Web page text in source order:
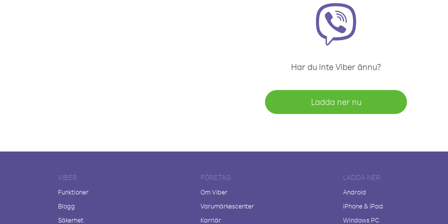
Har du inte Viber ännu?
Ladda ner nu
VIBER
Funktioner
Blogg
Säkerhet
FÖRETAG
Om Viber
Varumärkescenter
Karriär
LADDA NER
Android
iPhone & iPad
Windows PC